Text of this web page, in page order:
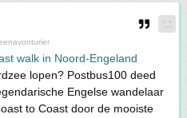
walk in Noord-Engeland
lopen? Postbus100 deed
Engelse wandelaar
to Coast door de mooiste